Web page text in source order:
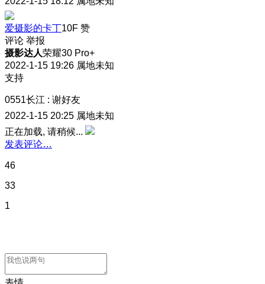
爱摄影的卡丁10F 赞
评论 举报
摄影达人荣耀30 Pro+
2022-1-15 19:26 属地未知
支持
0551长江 : 谢好友
2022-1-15 20:25 属地未知
正在加载, 请稍候...
发表评论…
46
33
1